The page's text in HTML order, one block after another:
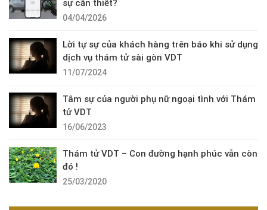
sự cần thiết?
04/04/2026
Lời tự sự của khách hàng trên báo khi sử dụng
dịch vụ thám tử sài gòn VDT
11/07/2024
Tâm sự của người phụ nữ ngoại tình với Thám
tử VDT
16/06/2023
Thám tử VDT – Con đường hạnh phúc vẫn còn
đó !
25/03/2020